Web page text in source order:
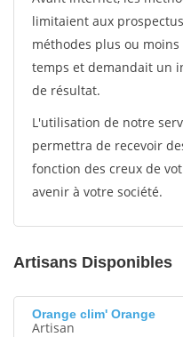
limitaient aux
méthodes plus ou
temps et demandait un
de résultat.
L'utilisation de notre
permettra de recevoir
fonction des creux de
avenir à votre société.
Artisans Disponibles
Orange clim' Orange
Artisan